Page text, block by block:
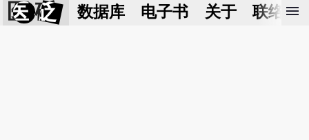
医 砭 数据库 电子书 关于 联络我
menu